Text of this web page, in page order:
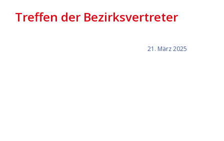
Treffen der Bezirksvertreter
21. März 2025